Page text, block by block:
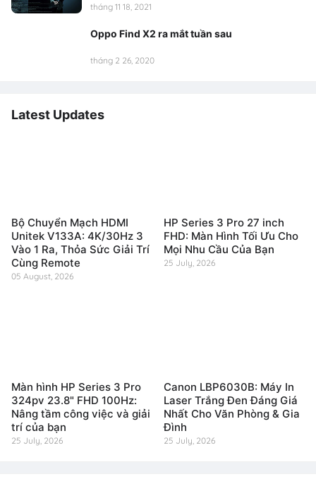
tháng 11 18, 2021
Oppo Find X2 ra mắt tuần sau
tháng 2 26, 2020
Latest Updates
Bộ Chuyển Mạch HDMI
Unitek V133A: 4K/30Hz 3
Vào 1 Ra, Thỏa Sức Giải Trí
Cùng Remote
05 August, 2026
HP Series 3 Pro 27 inch
FHD: Màn Hình Tối Ưu Cho
Mọi Nhu Cầu Của Bạn
25 July, 2026
Màn hình HP Series 3 Pro
324pv 23.8" FHD 100Hz:
Nâng tầm công việc và giải
trí của bạn
25 July, 2026
Canon LBP6030B: Máy In
Laser Trắng Đen Đáng Giá
Nhất Cho Văn Phòng & Gia
Đình
25 July, 2026